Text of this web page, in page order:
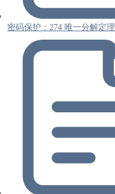
密码保护：274 唯一分解定理